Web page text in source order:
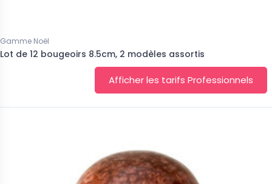
Gamme Noël
Lot de 12 bougeoirs 8.5cm, 2 modèles assortis
Afficher les tarifs Professionnels